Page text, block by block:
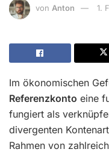
von Anton 1.
Im ökonomischen
Referenzkonto eine
fungiert als
divergenten
Rahmen von